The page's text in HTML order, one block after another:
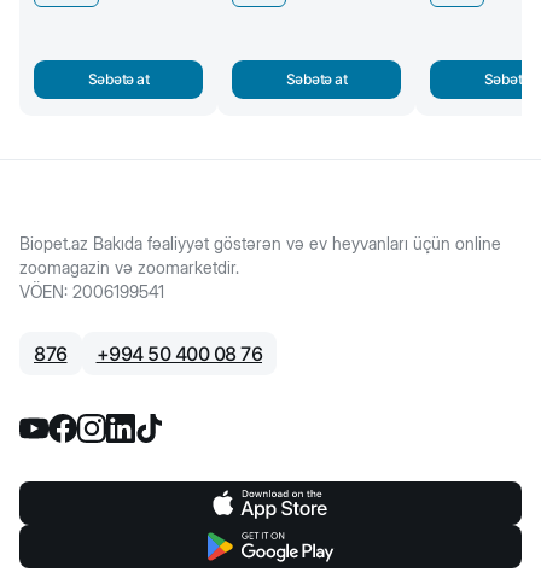
Səbətə at Səbətə at Səbətə
Biopet.az Bakıda fəaliyyət göstərən və ev heyvanları üçün online
zoomagazin və zoomarketdir.
VÖEN: 2006199541
876 +994 50 400 08 76